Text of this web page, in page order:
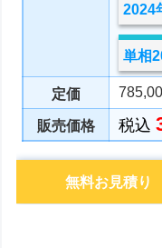
2024
単相
定価
販売価格 税込
無料お見積り